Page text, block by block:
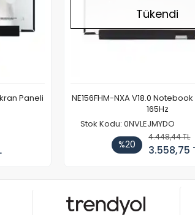
Paneli
Tükendi
NE156FHM-NXA V18.0
165Hz
Stok Kodu: 0NVLEJMYDO
%20
4.448,44 TL
3.558,75